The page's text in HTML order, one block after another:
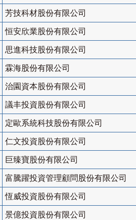
芳技科材股份有限公司
恒安欣業股份有限公司
思進科技股份有限公司
霖海股份有限公司
治園資本股份有限公司
議丰投資股份有限公司
定歐系統科技股份有限公司
仁文投資股份有限公司
巨臻寶股份有限公司
富騰躍投資管理顧問股份有限公司
恆威投資股份有限公司
景億投資股份有限公司